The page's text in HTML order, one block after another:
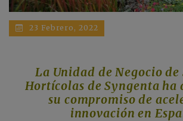
23 Febrero, 2022
La Unidad de Negocio
Hortícolas de Syngenta ha
su compromiso de
innovación en